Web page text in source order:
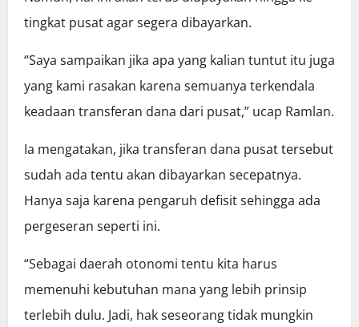
tingkat pusat agar segera dibayarkan.
“Saya sampaikan jika apa yang kalian tuntut itu juga
yang kami rasakan karena semuanya terkendala
keadaan transferan dana dari pusat,” ucap Ramlan.
Ia mengatakan, jika transferan dana pusat tersebut
sudah ada tentu akan dibayarkan secepatnya.
Hanya saja karena pengaruh defisit sehingga ada
pergeseran seperti ini.
“Sebagai daerah otonomi tentu kita harus
memenuhi kebutuhan mana yang lebih prinsip
terlebih dulu. Jadi, hak seseorang tidak mungkin